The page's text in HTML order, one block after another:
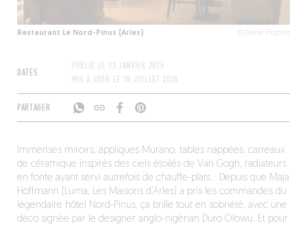
Restaurant Le Nord-Pinus (Arles) © Oskar Proctor
DATES
PUBLIÉ LE
13 JANVIER 2026
MIS À JOUR LE 30 JUILLET 2026
PARTAGER
Immenses miroirs, appliques Murano, tables nappées, carreaux
de céramique inspirés des ciels étoilés de Van Gogh, radiateurs
en fonte ayant servi autrefois de chauffe-plats… Depuis que Maja
Hoffmann (Luma, Les Maisons d’Arles) a pris les commandes du
légendaire hôtel Nord-Pinus, ça brille tout en sobriété, avec une
déco signée par le designer anglo-nigérian Duro Olowu. Et pour